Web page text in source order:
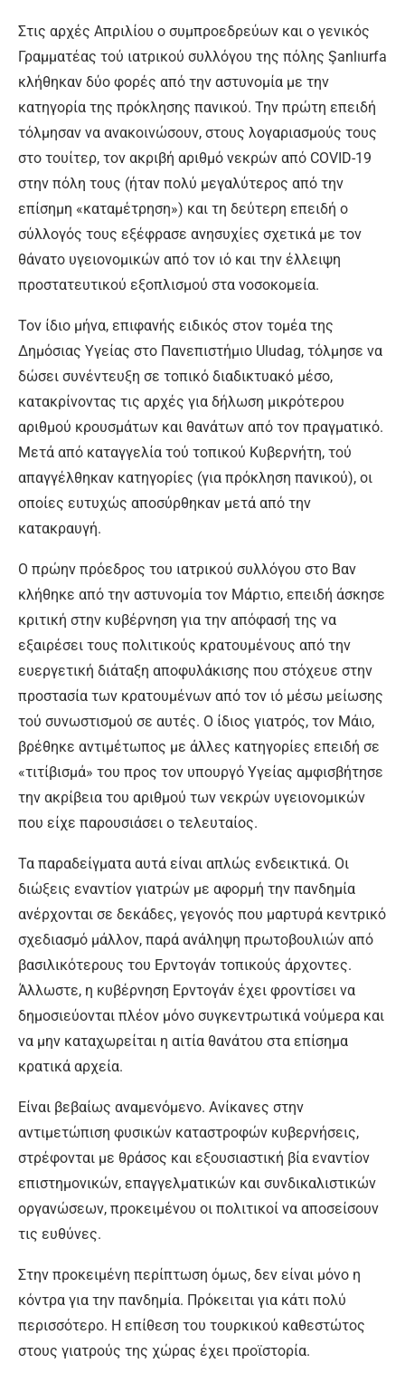
Στις αρχές Απριλίου ο συμπροεδρεύων και ο γενικός
Γραμματέας τού ιατρικού συλλόγου της πόλης Şanlıurfa
κλήθηκαν δύο φορές από την αστυνομία με την
κατηγορία της πρόκλησης πανικού. Την πρώτη επειδή
τόλμησαν να ανακοινώσουν, στους λογαριασμούς τους
στο τουίτερ, τον ακριβή αριθμό νεκρών από COVID-19
στην πόλη τους (ήταν πολύ μεγαλύτερος από την
επίσημη «καταμέτρηση») και τη δεύτερη επειδή ο
σύλλογός τους εξέφρασε ανησυχίες σχετικά με τον
θάνατο υγειονομικών από τον ιό και την έλλειψη
προστατευτικού εξοπλισμού στα νοσοκομεία.
Τον ίδιο μήνα, επιφανής ειδικός στον τομέα της
Δημόσιας Υγείας στο Πανεπιστήμιο Uludag, τόλμησε να
δώσει συνέντευξη σε τοπικό διαδικτυακό μέσο,
κατακρίνοντας τις αρχές για δήλωση μικρότερου
αριθμού κρουσμάτων και θανάτων από τον πραγματικό.
Μετά από καταγγελία τού τοπικού Κυβερνήτη, τού
απαγγέλθηκαν κατηγορίες (για πρόκληση πανικού), οι
οποίες ευτυχώς αποσύρθηκαν μετά από την
κατακραυγή.
Ο πρώην πρόεδρος του ιατρικού συλλόγου στο Βαν
κλήθηκε από την αστυνομία τον Μάρτιο, επειδή άσκησε
κριτική στην κυβέρνηση για την απόφασή της να
εξαιρέσει τους πολιτικούς κρατουμένους από την
ευεργετική διάταξη αποφυλάκισης που στόχευε στην
προστασία των κρατουμένων από τον ιό μέσω μείωσης
τού συνωστισμού σε αυτές. Ο ίδιος γιατρός, τον Μάιο,
βρέθηκε αντιμέτωπος με άλλες κατηγορίες επειδή σε
«τιτίβισμά» του προς τον υπουργό Υγείας αμφισβήτησε
την ακρίβεια του αριθμού των νεκρών υγειονομικών
που είχε παρουσιάσει ο τελευταίος.
Τα παραδείγματα αυτά είναι απλώς ενδεικτικά. Οι
διώξεις εναντίον γιατρών με αφορμή την πανδημία
ανέρχονται σε δεκάδες, γεγονός που μαρτυρά κεντρικό
σχεδιασμό μάλλον, παρά ανάληψη πρωτοβουλιών από
βασιλικότερους του Ερντογάν τοπικούς άρχοντες.
Άλλωστε, η κυβέρνηση Ερντογάν έχει φροντίσει να
δημοσιεύονται πλέον μόνο συγκεντρωτικά νούμερα και
να μην καταχωρείται η αιτία θανάτου στα επίσημα
κρατικά αρχεία.
Είναι βεβαίως αναμενόμενο. Ανίκανες στην
αντιμετώπιση φυσικών καταστροφών κυβερνήσεις,
στρέφονται με θράσος και εξουσιαστική βία εναντίον
επιστημονικών, επαγγελματικών και συνδικαλιστικών
οργανώσεων, προκειμένου οι πολιτικοί να αποσείσουν
τις ευθύνες.
Στην προκειμένη περίπτωση όμως, δεν είναι μόνο η
κόντρα για την πανδημία. Πρόκειται για κάτι πολύ
περισσότερο. Η επίθεση του τουρκικού καθεστώτος
στους γιατρούς της χώρας έχει προϊστορία.